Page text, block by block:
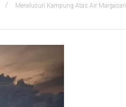
Menelusuri Kampung Atas Air Margasari